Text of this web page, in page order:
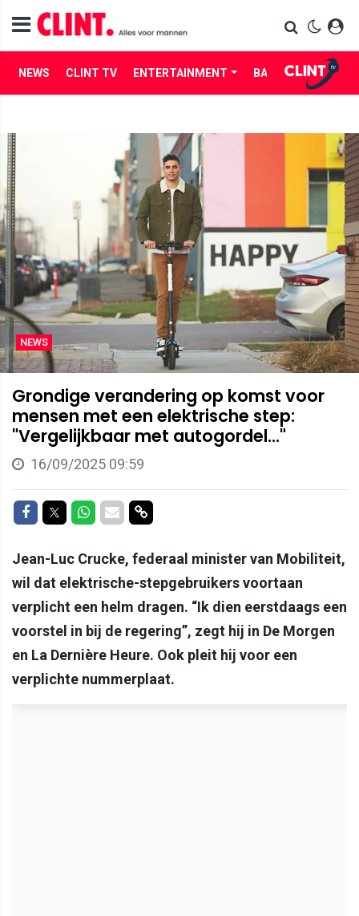
NEWS CLINT TV ENTERTAINMENT BABES LIFE
NEWS
Grondige verandering op komst voor
mensen met een elektrische step:
"Vergelijkbaar met autogordel..."
16/09/2025 09:59
Delen op Facebook
Delen op Twitter
Delen op Whatsapp
Delen via Mail
Delen via link
Jean-Luc Crucke, federaal minister van Mobiliteit,
wil dat elektrische-stepgebruikers voortaan
verplicht een helm dragen. “Ik dien eerstdaags een
voorstel in bij de regering”, zegt hij in De Morgen
en La Dernière Heure. Ook pleit hij voor een
verplichte nummerplaat.